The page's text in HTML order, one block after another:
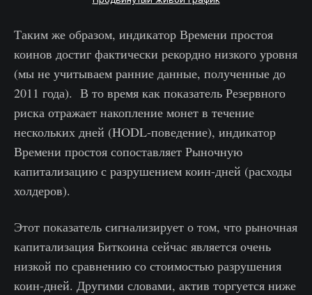
Таким же образом, индикатор Времени простоя
коинов достиг фактически рекордно низкого уровня
(мы не учитываем ранние данные, полученные до
2011 года). В то время как показатель Резервного
риска отражает накопление монет в течение
нескольких дней (HODL-поведение), индикатор
Времени простоя сопоставляет Рыночную
капитализацию с разрушением коин-дней (расходы
холдеров).
Этот показатель сигнализирует о том, что рыночная
капитализация Биткоина сейчас является очень
низкой по сравнению со стоимостью разрушения
коин-дней. Другими словами, актив торгуется ниже